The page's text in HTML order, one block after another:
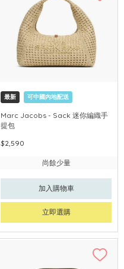
最新 可中國內地配送
Marc Jacobs - Sack 迷你編織手
提包
$2,590
尚餘少量
加入購物車
立即選購